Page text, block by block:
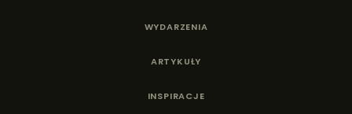
WYDARZENIA
ARTYKUŁY
INSPIRACJE